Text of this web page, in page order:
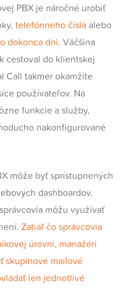
PBX je náročné urobiť
telefónneho číslaalebo
dokonca dni. Väčšina
cestoval do klientskej
Call takmer okamžite
používateľov. Na
funkcie a služby,
nakonfigurované
môže byť sprístupnených
dashboardov.
môžu využívať
Zatiaľ čo správcovia
úrovni, manažéri
skupinové mailové
len jednotlivé